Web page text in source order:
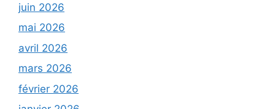
juin 2026
mai 2026
avril 2026
mars 2026
février 2026